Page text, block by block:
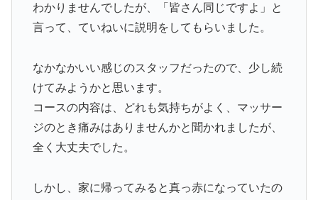
わかりませんでしたが、「皆さん同じですよ」と
言って、ていねいに説明をしてもらいました。
なかなかいい感じのスタッフだったので、少し続
けてみようかと思います。
コースの内容は、どれも気持ちがよく、マッサー
ジのとき痛みはありませんかと聞かれましたが、
全く大丈夫でした。
しかし、家に帰ってみると真っ赤になっていたの